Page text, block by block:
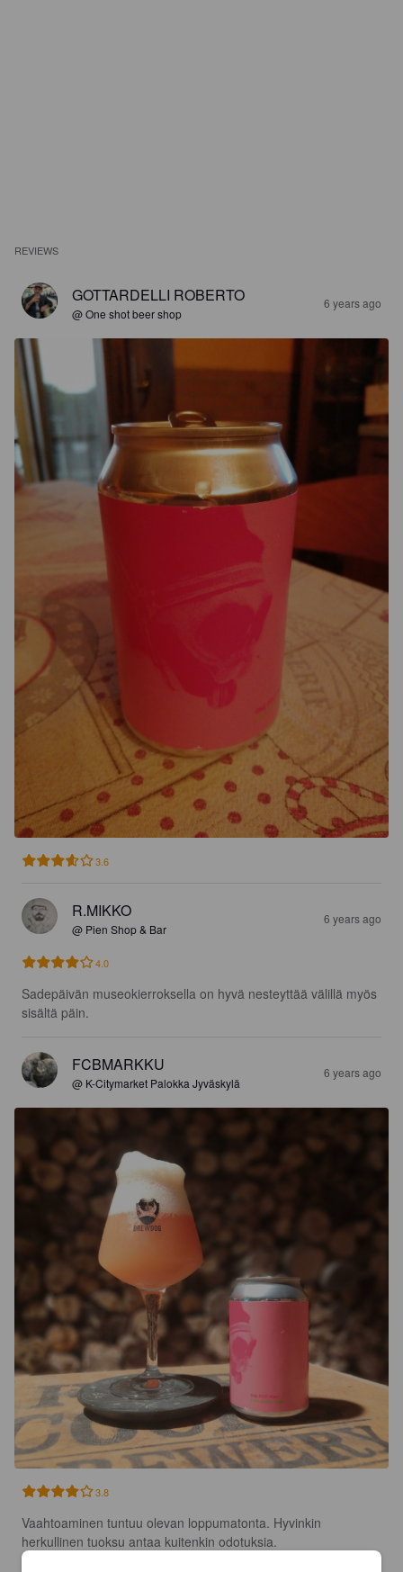
REVIEWS
GOTTARDELLI ROBERTO
@ One shot beer shop
6 years ago
3.6
R.MIKKO
@ Pien Shop & Bar
6 years ago
4.0
Sadepäivän museokierroksella on hyvä nesteyttää välillä myös
sisältä päin.
FCBMARKKU
@ K-Citymarket Palokka Jyväskylä
6 years ago
3.8
Vaahtoaminen tuntuu olevan loppumatonta. Hyvinkin
herkullinen tuoksu antaa kuitenkin odotuksia.